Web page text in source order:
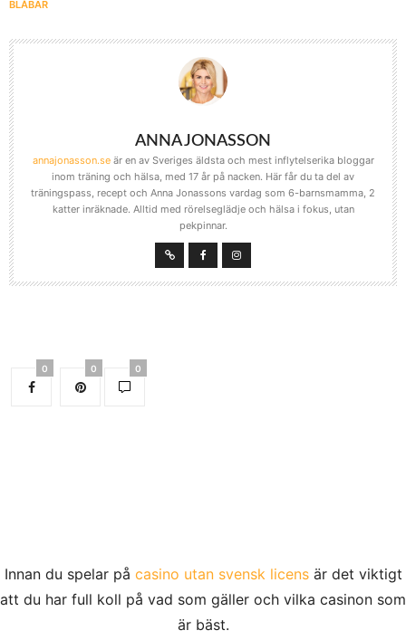
BLÅBÄR
ANNA JONASSON
annajonasson.seär en av Sveriges äldsta och mest inflytelserika bloggar
inom träning och hälsa, med 17 år på nacken. Här får du ta del av
träningspass, recept och Anna Jonassons vardag som 6-barnsmamma, 2
katter inräknade. Alltid med rörelseglädje och hälsa i fokus, utan
pekpinnar.
0 0 0
Innan du spelar på casino utan svensk licensär det viktigt
att du har full koll på vad som gäller och vilka casinon som
är bäst.